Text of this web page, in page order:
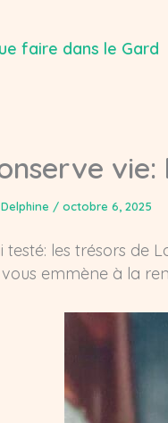
faire dans le Gard
Delphine / octobre 6, 2025
testé: les trésors de
emmène à la